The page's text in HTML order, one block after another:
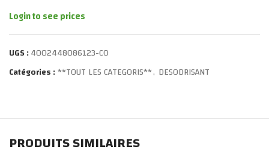
Login to see prices
UGS :4002448086123-CO
Catégories :**TOUT LES CATEGORIS**, DESODRISANT
PRODUITS SIMILAIRES